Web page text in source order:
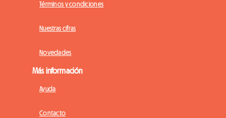
Términos y condiciones
Nuestras cifras
Novedades
Más información
Ayuda
Contacto